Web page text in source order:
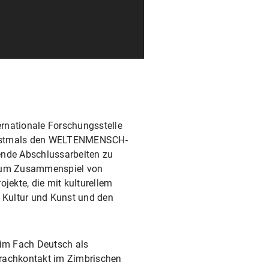
Forschungsstelle
den WELTENMENSCH-
Abschlussarbeiten zu
Zusammenspiel von
die mit kulturellem
und Kunst und den
Fach Deutsch als
im Zimbrischen